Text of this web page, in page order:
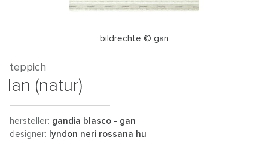
bildrechte © gan
teppich
lan (natur)
hersteller: gandia blasco - gan
designer: lyndon neri rossana hu